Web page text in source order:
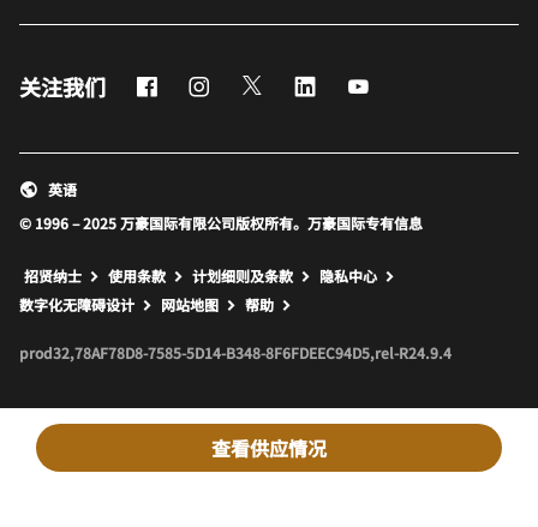
查看供应情况
关注我们 FacebookInstagram
Twitter LinkedIn
© 1996 – 2025 万豪国际有限公司版权所有。万豪国际专有信息
英语
招贤纳士 使用条款 计划细则及条款
隐私中心
数字化无障碍设计
网站地图 打开新窗口
帮助
prod32,78AF78D8-7585-5D14-B348-8F6FDEEC94D5,rel-R24.9.4